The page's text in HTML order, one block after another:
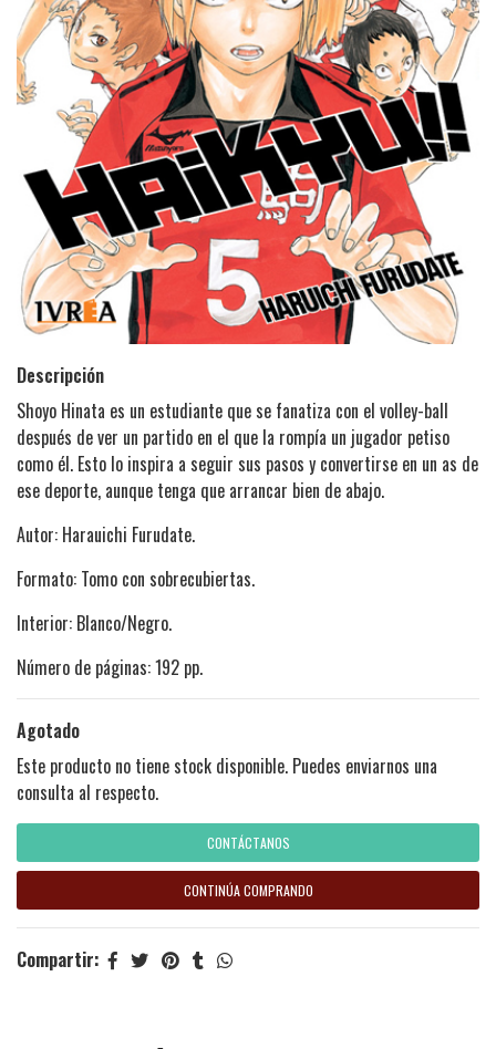
Descripción
Shoyo Hinata es un estudiante que se fanatiza con el volley-ball
después de ver un partido en el que la rompía un jugador petiso
como él. Esto lo inspira a seguir sus pasos y convertirse en un as de
ese deporte, aunque tenga que arrancar bien de abajo.
Autor: Harauichi Furudate.
Formato: Tomo con sobrecubiertas.
Interior: Blanco/Negro.
Número de páginas: 192 pp.
Agotado
Este producto no tiene stock disponible. Puedes enviarnos una
consulta al respecto.
CONTÁCTANOS
CONTINÚA COMPRANDO
Compartir: